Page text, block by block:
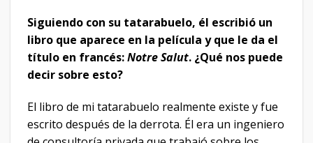
Siguiendo con su tatarabuelo, él escribió un
libro que aparece en la película y que le da el
título en francés:Notre Salut. ¿Qué nos puede
decir sobre esto?
El libro de mi tatarabuelo realmente existe y fue
escrito después de la derrota. Él era un ingeniero